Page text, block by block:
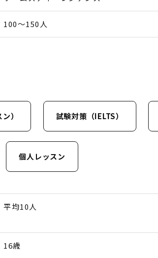
100〜150人
） 試験対策（IELTS）
個人レッスン
平均10人
16歳